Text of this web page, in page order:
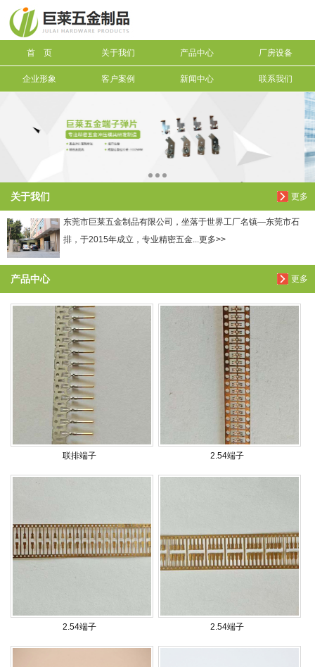
首 页 关于我们 产品中心 厂房设备
企业形象 客户案例 新闻中心 联系我们
更多
关于我们
东莞市巨莱五金制品有限公司，坐落于世界工厂名镇—东莞市石
排，于2015年成立，专业精密五金...更多>>
更多
产品中心
联排端子 2.54端子
2.54端子 2.54端子
搜索